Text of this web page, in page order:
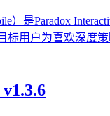
）是Paradox
标用户为喜欢深度